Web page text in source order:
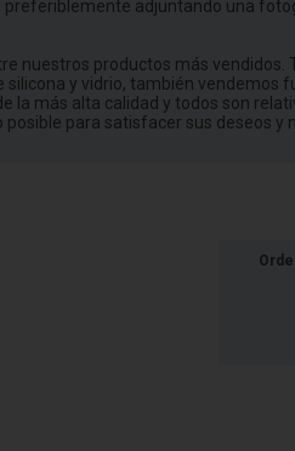
adjuntando una
nuestros productos más vendidos.
y vidrio, también vendemos
la más alta calidad y todos son
para satisfacer sus deseos y